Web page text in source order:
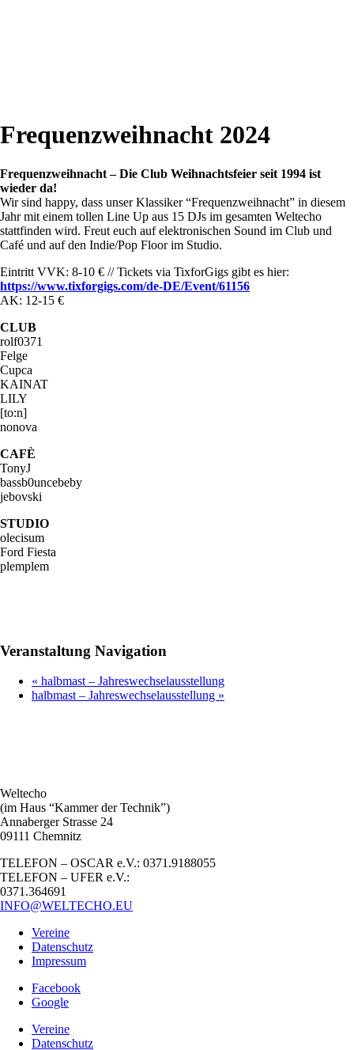
Frequenzweihnacht 2024
Frequenzweihnacht – Die Club Weihnachtsfeier seit 1994 ist
wieder da!
Wir sind happy, dass unser Klassiker “Frequenzweihnacht” in diesem
Jahr mit einem tollen Line Up aus 15 DJs im gesamten Weltecho
stattfinden wird. Freut euch auf elektronischen Sound im Club und
Café und auf den Indie/Pop Floor im Studio.
Eintritt VVK: 8-10 € // Tickets via TixforGigs gibt es hier:
https://www.tixforgigs.com/de-DE/Event/61156
AK: 12-15 €
CLUB
rolf0371
Felge
Cupca
KAINAT
LILY
[to:n]
nonova
CAFÈ
TonyJ
bassb0uncebeby
jebovski
STUDIO
olecisum
Ford Fiesta
plemplem
Veranstaltung Navigation
« halbmast – Jahreswechselausstellung
halbmast – Jahreswechselausstellung »
Weltecho
(im Haus “Kammer der Technik”)
Annaberger Strasse 24
09111 Chemnitz
TELEFON – OSCAR e.V.: 0371.9188055
TELEFON – UFER e.V.:
0371.364691
INFO@WELTECHO.EU
Vereine
Datenschutz
Impressum
Facebook
Google
Vereine
Datenschutz